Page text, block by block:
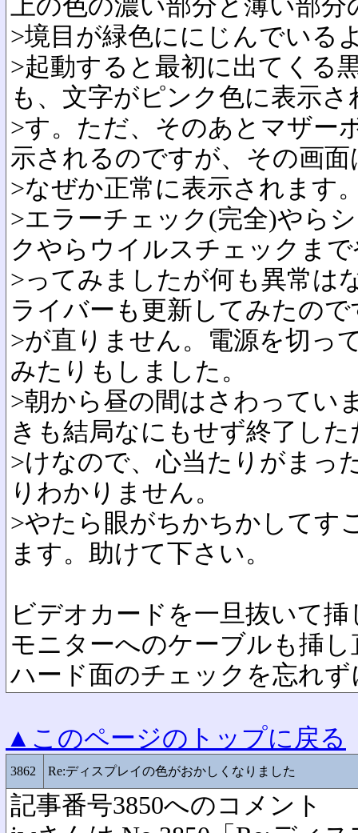
上の色の濃い部分と薄い部分
>境目が緑色ににじんでいる
>起動すると最初に出てくる
も、文字がピンク色に表示さ
>す。ただ、そのあとマザー
示されるのですが、その画面
>なぜか正常に表示されます
>エラーチェック(完全)やら
クやらウイルスチェックま
>ってみましたが何も異常は
ライバーも更新してみたので
>が直りません。電源を切っ
みたりもしました。
>朝から昼の間はさわってい
きも結局なにもせず終了した
>けなので、心当たりがまっ
りわかりません。
>やたら眼がちかちかしてす
ます。助けて下さい。
ビデオカードを一旦抜いて
モニターへのケーブルも挿し
ハード面のチェックを忘れず
▲このページのトップに戻る
3862 Re:ディスプレイの色がおかしくなりました
記事番号3850へのコメント